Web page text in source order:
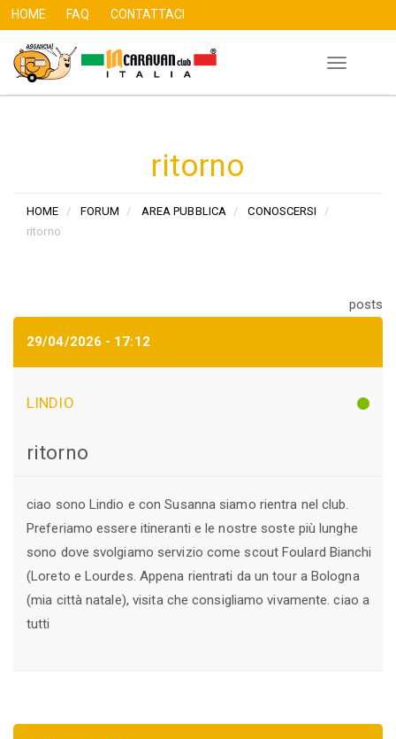
Salta
al
HOME FAQ CONTATTACI
Toggle
ritorno
HOME FORUM AREA PUBBLICA
CONOSCERSI
ritorno
posts
29/04/2026 - 17:12
LINDIO
ritorno
ciao sono Lindio e con Susanna siamo rientra nel club.
Preferiamo essere itineranti e le nostre soste più lunghe
sono dove svolgiamo servizio come scout Foulard Bianchi
(Loreto e Lourdes. Appena rientrati da un tour a Bologna
(mia città natale), visita che consigliamo vivamente. ciao a
tutti